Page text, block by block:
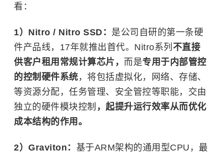
看：
1）Nitro / Nitro SSD： 是公司自研的第一条硬
件产品线，17年就推出首代。Nitro系列 不直接
供客户租用常规计算芯片， 而是专用于内部管控
的控制硬件系统 ，将包括虚拟化，网络、存储、
等资源分配，任务管理、安全管控等职能，交由
独立的硬件模块控制 ，起提升运行效率从而优化
成本结构的作用。
2）Graviton： 基于ARM架构的通用型CPU，最